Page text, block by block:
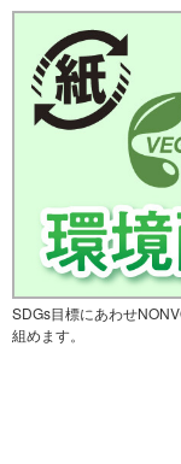
SDGs目標にあわせ
組めます。